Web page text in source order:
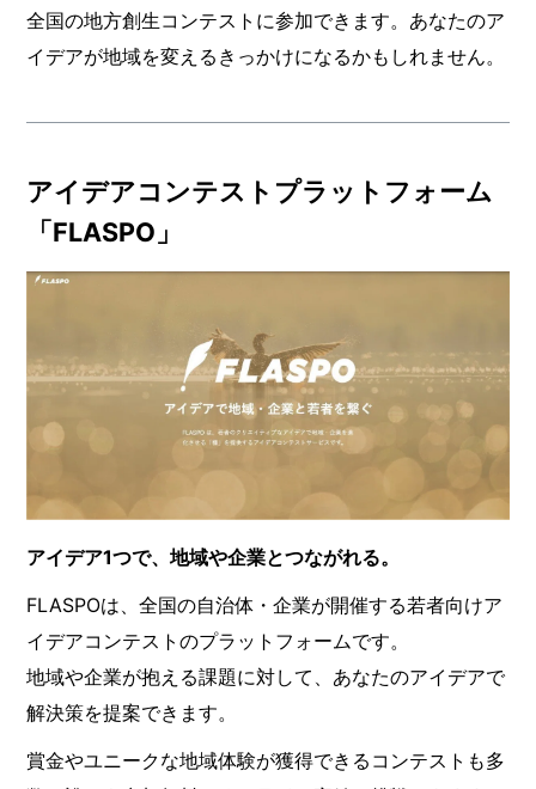
全国の地方創生コンテストに参加できます。あなたのア
イデアが地域を変えるきっかけになるかもしれません。
アイデアコンテストプラットフォーム
「FLASPO」
アイデア1つで、地域や企業とつながれる。
FLASPOは、全国の自治体・企業が開催する若者向けア
イデアコンテストのプラットフォームです。
地域や企業が抱える課題に対して、あなたのアイデアで
解決策を提案できます。
賞金やユニークな地域体験が獲得できるコンテストも多